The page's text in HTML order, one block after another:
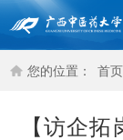
您的位置： 首页
【访企